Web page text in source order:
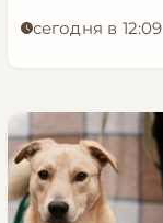
сегодня в 12:09